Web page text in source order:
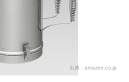
出典： amazon.co.jp